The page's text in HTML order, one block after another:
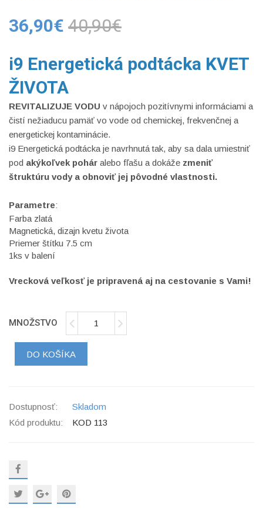
36,90€ 40,90€
i9 Energetická podtácka KVET
ŽIVOTA
REVITALIZUJE VODU v nápojoch pozitívnymi informáciami a
čistí nežiaducu pamäť vo vode od chemickej, frekvenčnej a
energetickej kontaminácie.
i9 Energetická podtácka je navrhnutá tak, aby sa dala umiestniť
pod akýkoľvek pohár alebo fľašu a dokáže zmeniť
štruktúru vody a obnoviť jej pôvodné vlastnosti.
Parametre:
Farba zlatá
Magnetická, dizajn kvetu života
Priemer štítku 7.5 cm
1ks v balení
Vrecková veľkosť je pripravená aj na cestovanie s Vami!
MNOŽSTVO
DO KOŠÍKA
Dostupnosť:
Skladom
Kód produktu:
KOD 113